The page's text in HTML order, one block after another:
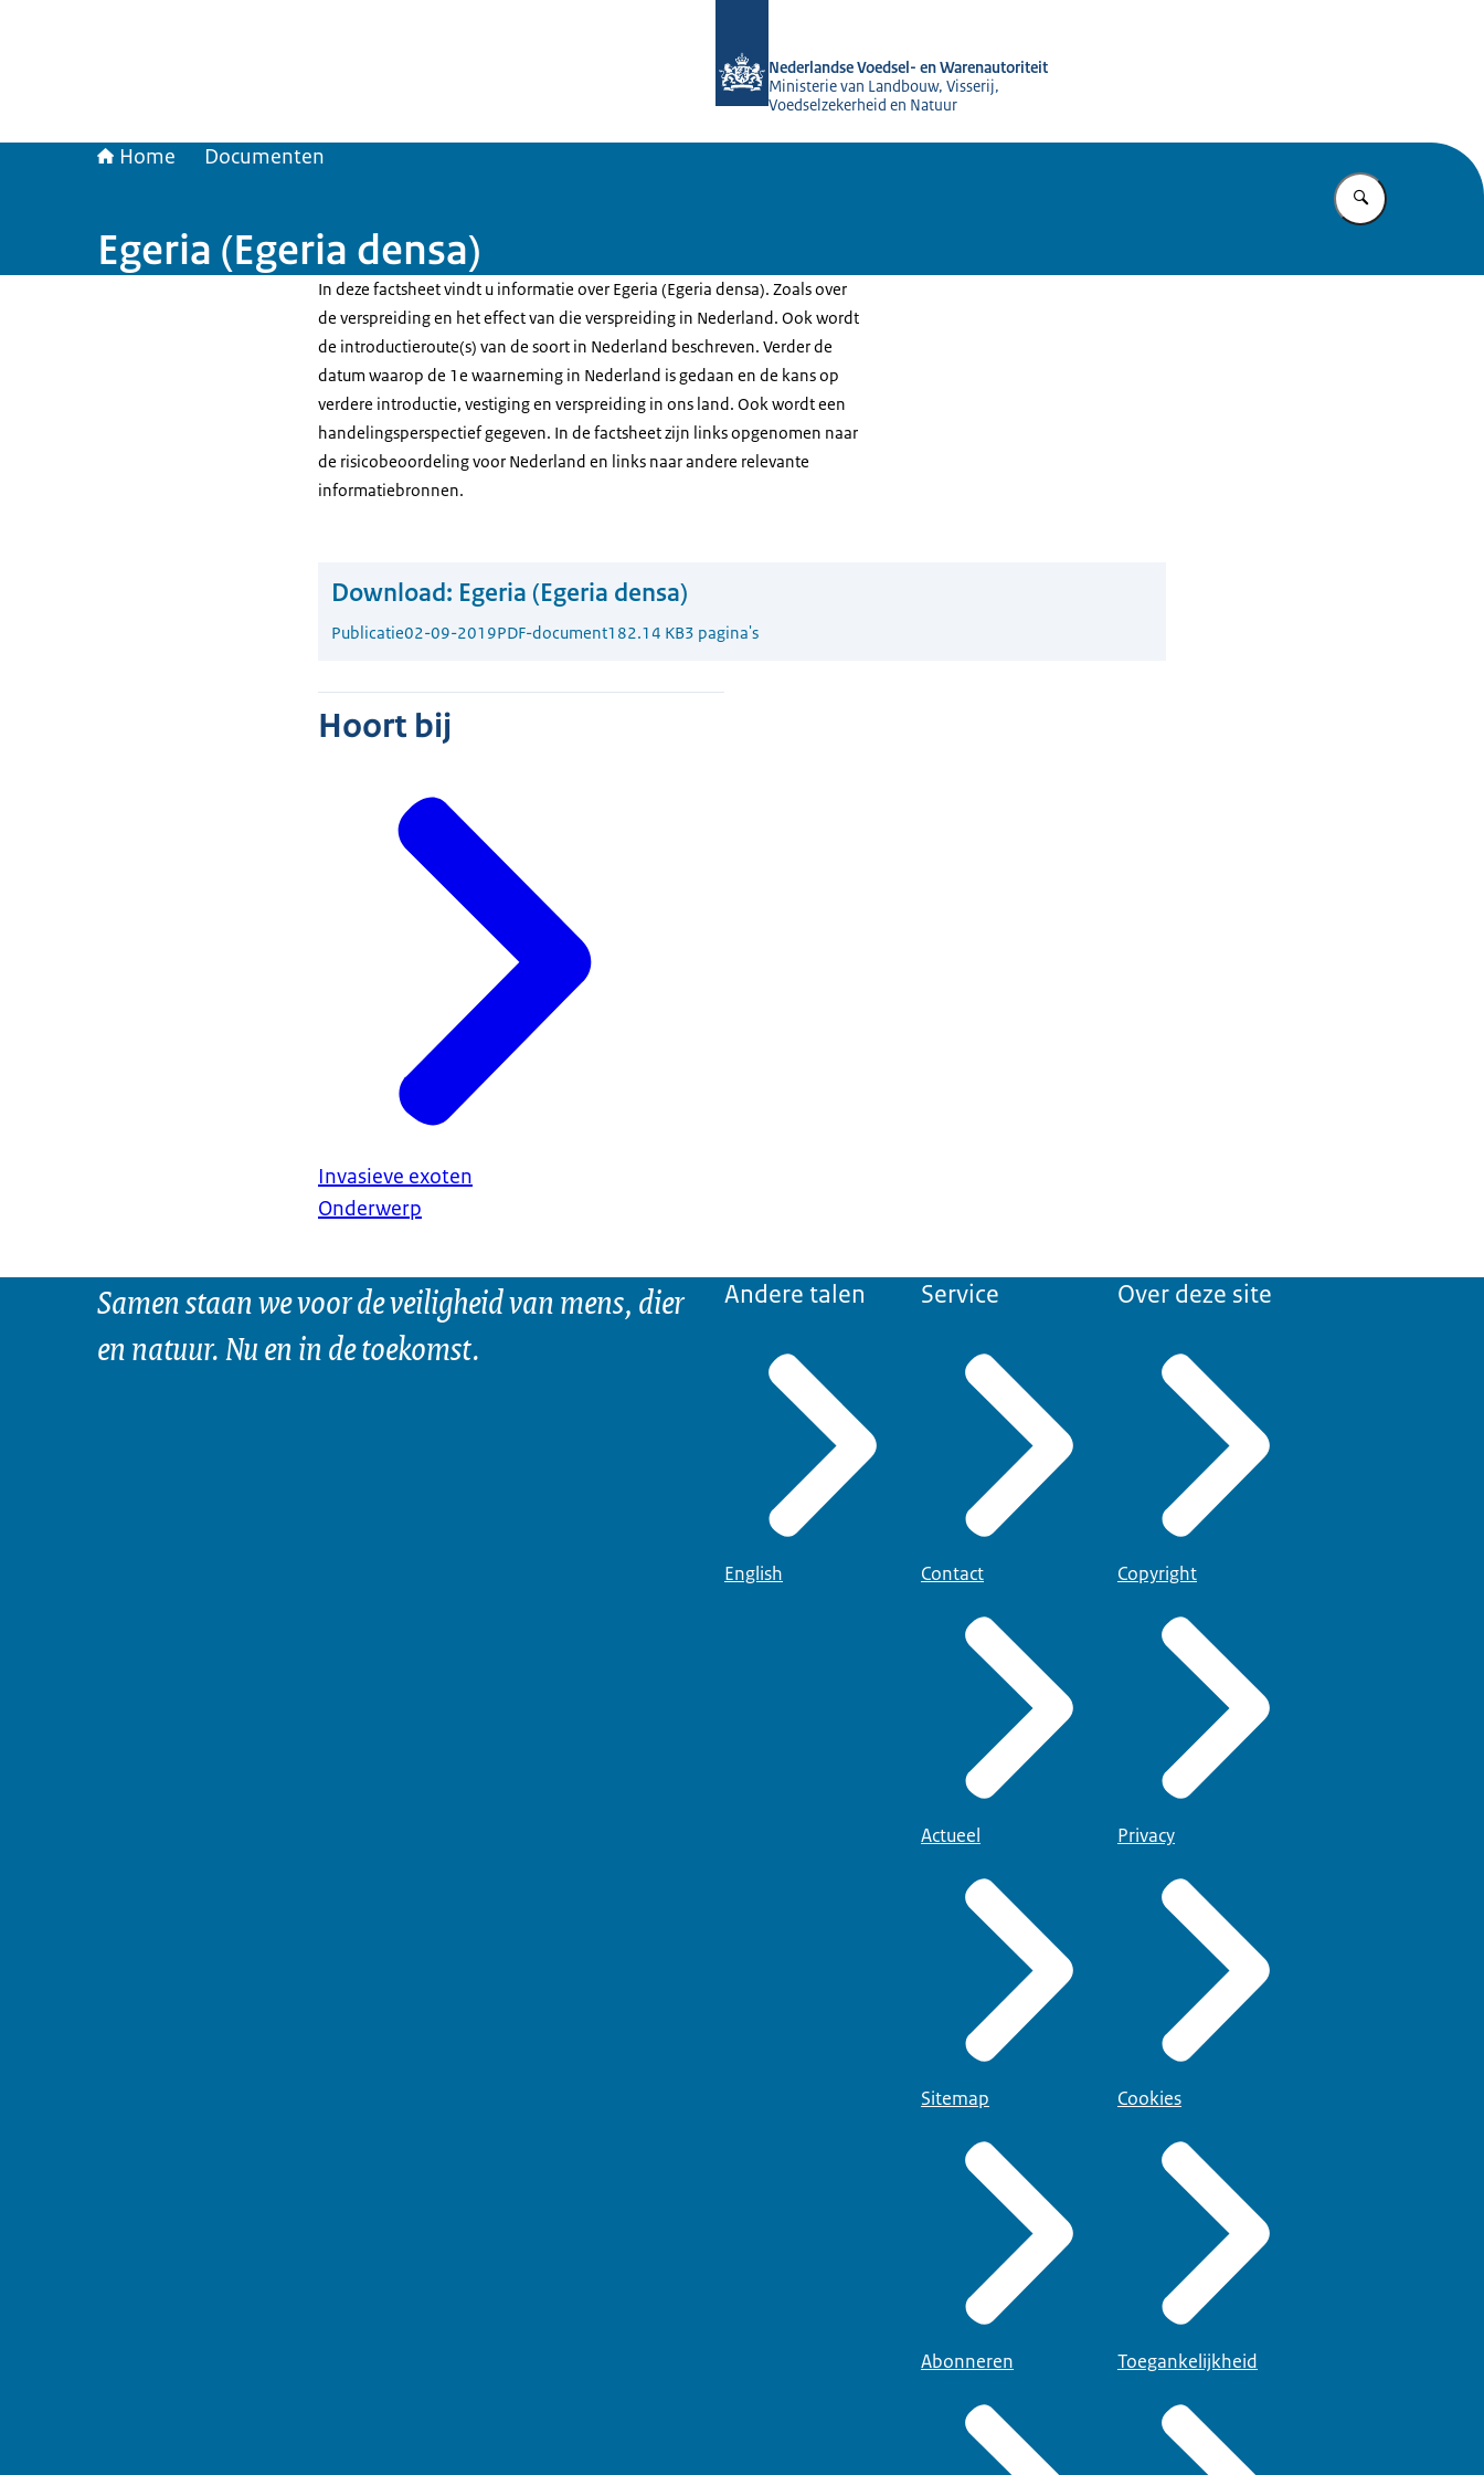
Nederlandse Voedsel- en Warenautoriteit
Ministerie van Landbouw, Visserij,
Voedselzekerheid en Natuur
Home Documenten
Vul in wat u
Egeria (Egeria densa)
In deze factsheet vindt u informatie over Egeria (Egeria densa). Zoals over
de verspreiding en het effect van die verspreiding in Nederland. Ook wordt
de introductieroute(s) van de soort in Nederland beschreven. Verder de
datum waarop de 1e waarneming in Nederland is gedaan en de kans op
verdere introductie, vestiging en verspreiding in ons land. Ook wordt een
handelingsperspectief gegeven. In de factsheet zijn links opgenomen naar
de risicobeoordeling voor Nederland en links naar andere relevante
informatiebronnen.
Download: Egeria (Egeria densa)
Publicatie02-09-2019PDF-document182.14 KB3 pagina's
Hoort bij
Invasieve exoten
Onderwerp
Samen staan we voor de veiligheid van mens, dier
en natuur. Nu en in de toekomst.
Andere talen
English
Service
Contact
Actueel
Sitemap
Abonneren
Over deze site
Copyright
Privacy
Cookies
Toegankelijkheid